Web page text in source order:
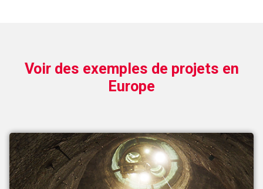
Voir des exemples de projets en
Europe